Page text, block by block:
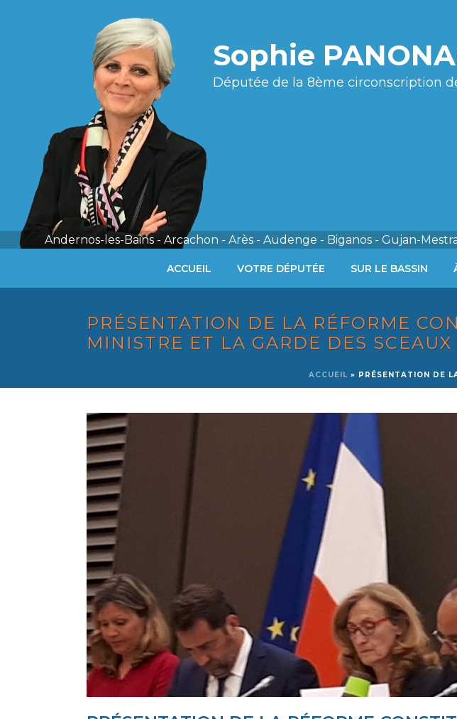
Sophie
Députée de la 8ème circonscription
Andernos-les-Bains - Arcachon - Arès - Audenge - Biganos - Gujan-
ACCUEIL VOTRE DÉPUTÉE SUR LE BASSIN
PRÉSENTATION DE LA RÉFORME
MINISTRE ET LA GARDE DES SCEAUX
ACCUEIL » PRÉSENTATION DE